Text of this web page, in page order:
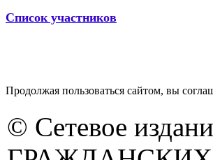
Список участников
Продолжая пользоваться сайтом, вы
© Сетевое